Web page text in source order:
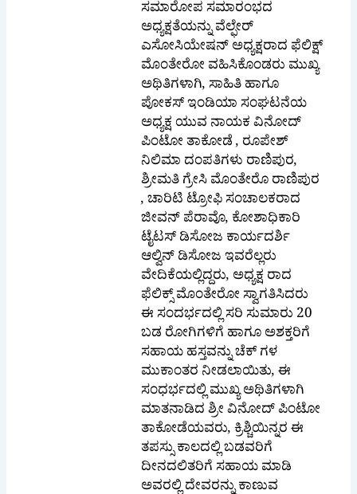
ಅಧ್ಯಕ್ಷತೆಯನ್ನು ವೆಲ್ಫೇರ್
ಎಸೋಸಿಯೇಷನ್ ಅಧ್ಯಕ್ಷರಾದ ಫೆಲಿಕ್ಷ್
ಮೊಂತೇರೋ ವಹಿಸಿಕೊಂಡರು ಮುಖ್ಯ
ಅಥಿತಿಗಳಾಗಿ, ಸಾಹಿತಿ ಹಾಗೂ
ಪೋಕಸ್ ಇಂಡಿಯಾ ಸಂಘಟನೆಯ
ಅಧ್ಯಕ್ಷ ಯುವ ನಾಯಕ ವಿನೋದ್
ಪಿಂಟೋ ತಾಕೋಡೆ , ರೂಪೇಶ್
ನಿಲಿಮಾ ದಂಪತಿಗಳು ರಾಣಿಪುರ,
ಶ್ರೀಮತಿ ಗ್ರೇಸಿ ಮೊಂತೇರೊ ರಾಣಿಪುರ
, ಚಾರಿಟಿ ಟ್ರೋಫಿ ಸಂಚಾಲಕರಾದ
ಜೀವನ್ ಪೆರಾವೊ, ಕೋಶಾಧಿಕಾರಿ
ಟೈಟಸ್ ಡಿಸೋಜ ಕಾರ್ಯದರ್ಶಿ
ಆಲ್ವಿನ್ ಡಿಸೋಜ ಇವರೆಲ್ಲರು
ವೇದಿಕೆಯಲ್ಲಿದ್ದರು, ಅಧ್ಯಕ್ಷ ರಾದ
ಫೆಲಿಕ್ಸ್ ಮೊಂತೇರೋ ಸ್ವಾಗತಿಸಿದರು
ಈ ಸಂದರ್ಭದಲ್ಲಿ ಸರಿ ಸುಮಾರು 20
ಬಡ ರೋಗಿಗಳಿಗೆ ಹಾಗೂ ಅಶಕ್ತರಿಗೆ
ಸಹಾಯ ಹಸ್ತವನ್ನು ಚೆಕ್ ಗಳ
ಮುಕಾಂತರ ನೀಡಲಾಯಿತು, ಈ
ಸಂಧರ್ಭದಲ್ಲಿ ಮುಖ್ಯ ಅಥಿತಿಗಳಾಗಿ
ಮಾತನಾಡಿದ ಶ್ರೀ ವಿನೋದ್ ಪಿಂಟೋ
ತಾಕೋಡೆಯವರು, ಕ್ರಿಶ್ಚಿಯಿನ್ನರ ಈ
ತಪಸ್ಸು ಕಾಲದಲ್ಲಿ ಬಡವರಿಗೆ
ದೀನದಲಿತರಿಗೆ ಸಹಾಯ ಮಾಡಿ
ಅವರಲ್ಲಿ ದೇವರನ್ನು ಕಾಣುವ